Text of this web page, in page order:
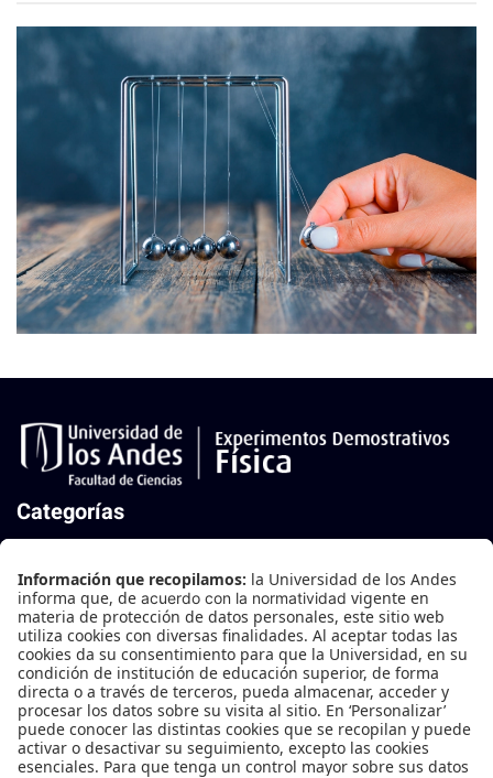
Mecánica
Categorías
Mecánica de Fluidos
Oscilaciones y Ondas
Termodinámica
Electricidad y Magnetismo
Física Moderna
Contáctanos